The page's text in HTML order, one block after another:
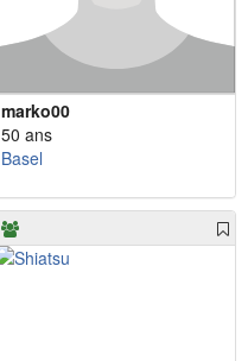
marko00
50 ans
Basel